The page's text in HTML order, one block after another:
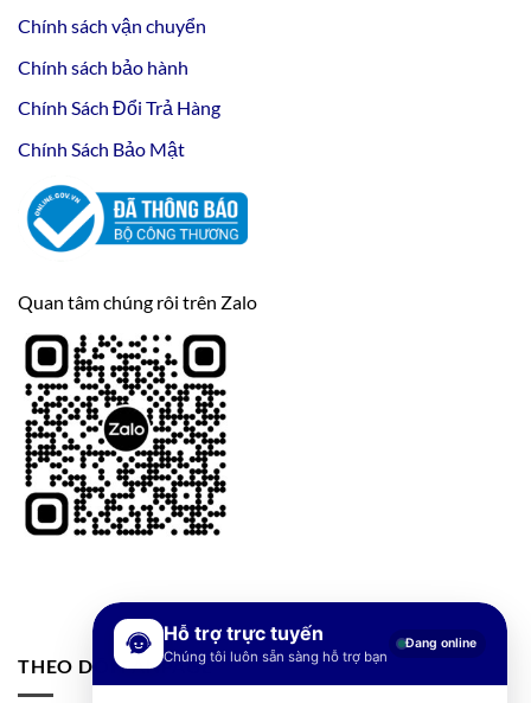
Chính sách vận chuyển
Chính sách bảo hành
Chính Sách Đổi Trả Hàng
Chính Sách Bảo Mật
Quan tâm chúng rôi trên Zalo
THEO DÕI FANPAGE
Hỗ trợ trực tuyến
Chúng tôi luôn sẵn sàng hỗ trợ bạn
Đang online